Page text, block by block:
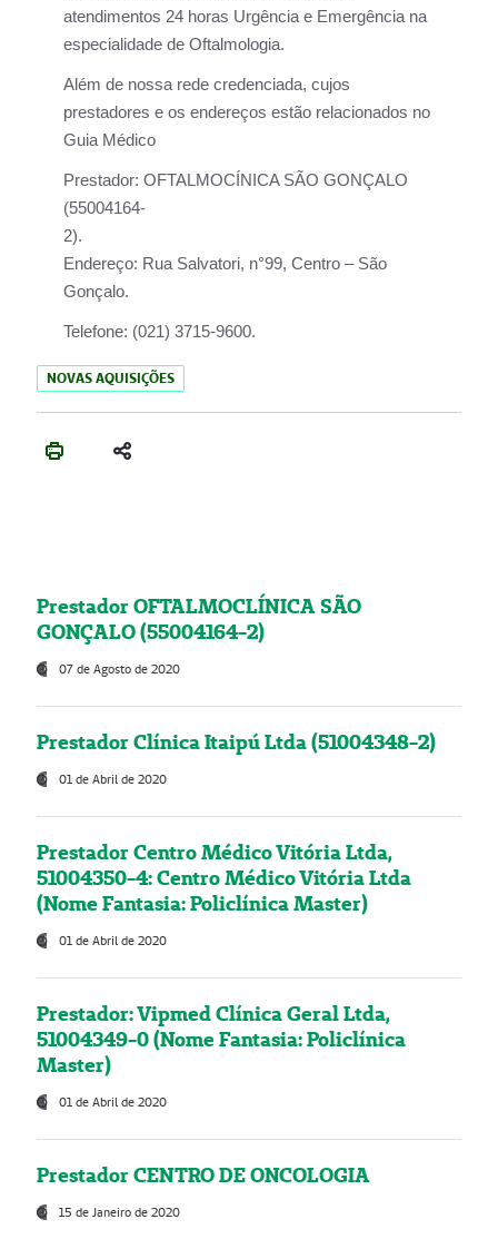
atendimentos 24 horas Urgência e Emergência na
especialidade de Oftalmologia.
Além de nossa rede credenciada, cujos
prestadores e os endereços estão relacionados no
Guia Médico
Prestador: OFTALMOCÍNICA SÃO GONÇALO
(55004164-
2).
Endereço: Rua Salvatori, n°99, Centro – São
Gonçalo.
Telefone: (021) 3715-9600.
NOVAS AQUISIÇÕES
Prestador OFTALMOCLÍNICA SÃO
GONÇALO (55004164-2)
07 de Agosto de 2020
Prestador Clínica Itaipú Ltda (51004348-2)
01 de Abril de 2020
Prestador Centro Médico Vitória Ltda,
51004350-4: Centro Médico Vitória Ltda
(Nome Fantasia: Policlínica Master)
01 de Abril de 2020
Prestador: Vipmed Clínica Geral Ltda,
51004349-0 (Nome Fantasia: Policlínica
Master)
01 de Abril de 2020
Prestador CENTRO DE ONCOLOGIA
15 de Janeiro de 2020